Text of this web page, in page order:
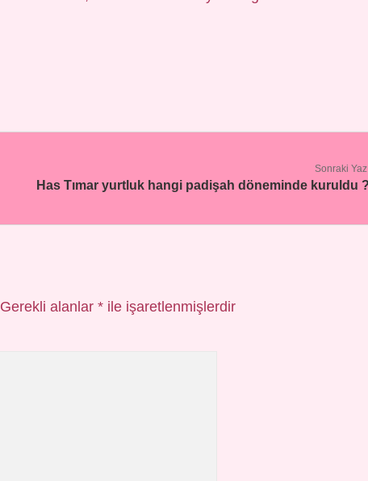
Sonraki
Has Tımar yurtluk hangi padişah döneminde kuruldu
Gerekli alanlar *ile işaretlenmişlerdir